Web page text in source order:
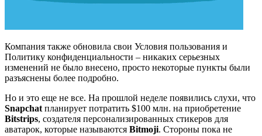
Компания также обновила свои Условия пользования и
Политику конфиденциальности – никаких серьезных
изменений не было внесено, просто некоторые пункты были
разъяснены более подробно.
Но и это еще не все. На прошлой неделе появились слухи, что
Snapchat планирует потратить $100 млн. на приобретение
Bitstrips, создателя персонализированных стикеров для
аватарок, которые называются Bitmoji. Стороны пока не